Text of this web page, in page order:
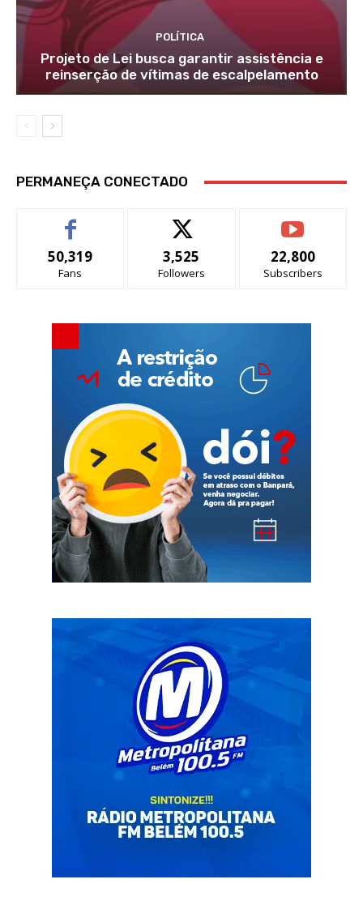
POLÍTICA
Projeto de Lei busca garantir assistência e
reinserção de vítimas de escalpelamento
PERMANEÇA CONECTADO
50,319
Fans
3,525
Followers
22,800
Subscribers